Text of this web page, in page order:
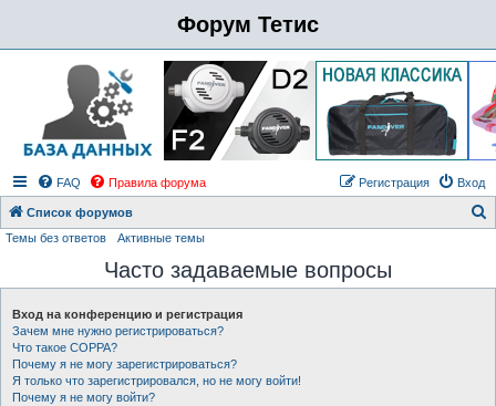
Форум Тетис
FAQ Правила форума Вход
Регистрация
Список форумов
с
Темы без ответов Активные темы
Часто задаваемые вопросы
Вход на конференцию и регистрация
Зачем мне нужно регистрироваться?
Что такое COPPA?
Почему я не могу зарегистрироваться?
Я только что зарегистрировался, но не могу войти!
Почему я не могу войти?